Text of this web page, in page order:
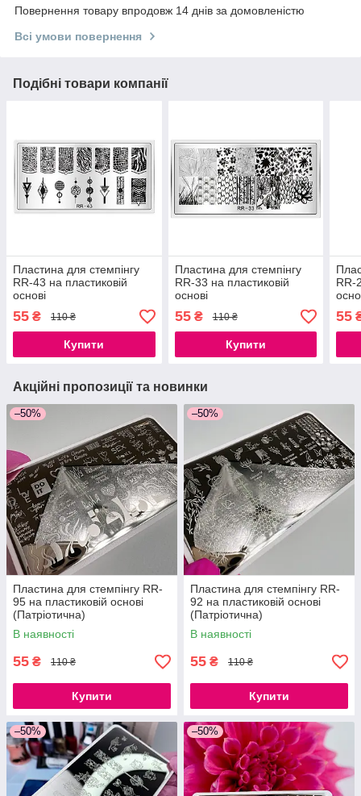
Повернення товару впродовж 14 днів за домовленістю
Всі умови повернення
Подібні товари компанії
Пластина для стемпінгу
RR-43 на пластиковій
основі
55 ₴ 110 ₴
Купити
Пластина для стемпінгу
RR-33 на пластиковій
основі
55₴ 110 ₴
Купити
RR-
55
Акційні пропозиції та новинки
–50%
Пластина для стемпінгу RR-
95 на пластиковій основі
(Патріотична)
В наявності
55 ₴ 110 ₴
Купити
–50%
Пластина для стемпінгу RR-
92 на пластиковій основі
(Патріотична)
В наявності
55 ₴ 110 ₴
Купити
–50% –50%